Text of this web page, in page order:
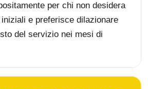
per chi non desidera
e preferisce dilazionare
del servizio nei mesi di